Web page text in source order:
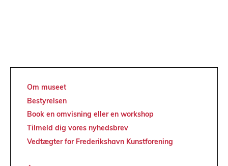
Om museet
Bestyrelsen
Book en omvisning eller en workshop
Tilmeld dig vores nyhedsbrev
Vedtægter for Frederikshavn Kunstforening